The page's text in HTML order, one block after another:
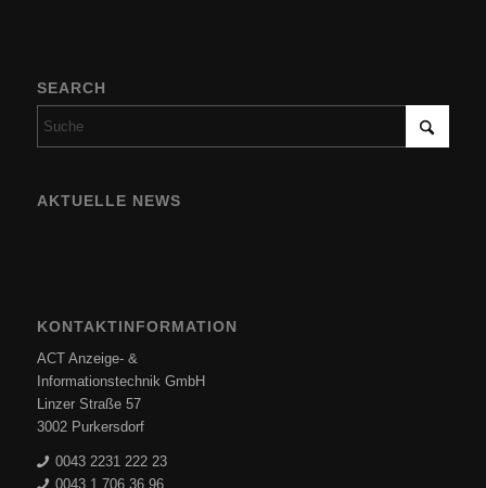
SEARCH
AKTUELLE NEWS
KONTAKTINFORMATION
ACT Anzeige- &
Informationstechnik GmbH
Linzer Straße 57
3002 Purkersdorf
0043 2231 222 23
0043 1 706 36 96